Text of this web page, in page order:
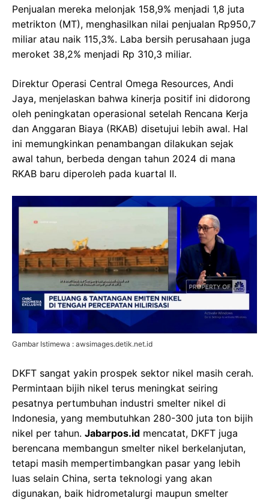
Penjualan mereka melonjak 158,9% menjadi 1,8 juta
metrikton (MT), menghasilkan nilai penjualan Rp950,7
miliar atau naik 115,3%. Laba bersih perusahaan juga
meroket 38,2% menjadi Rp 310,3 miliar.
Direktur Operasi Central Omega Resources, Andi
Jaya, menjelaskan bahwa kinerja positif ini didorong
oleh peningkatan operasional setelah Rencana Kerja
dan Anggaran Biaya (RKAB) disetujui lebih awal. Hal
ini memungkinkan penambangan dilakukan sejak
awal tahun, berbeda dengan tahun 2024 di mana
RKAB baru diperoleh pada kuartal II.
Gambar Istimewa : awsimages.detik.net.id
DKFT sangat yakin prospek sektor nikel masih cerah.
Permintaan bijih nikel terus meningkat seiring
pesatnya pertumbuhan industri smelter nikel di
Indonesia, yang membutuhkan 280-300 juta ton bijih
nikel per tahun. Jabarpos.id mencatat, DKFT juga
berencana membangun smelter nikel berkelanjutan,
tetapi masih mempertimbangkan pasar yang lebih
luas selain China, serta teknologi yang akan
digunakan, baik hidrometalurgi maupun smelter